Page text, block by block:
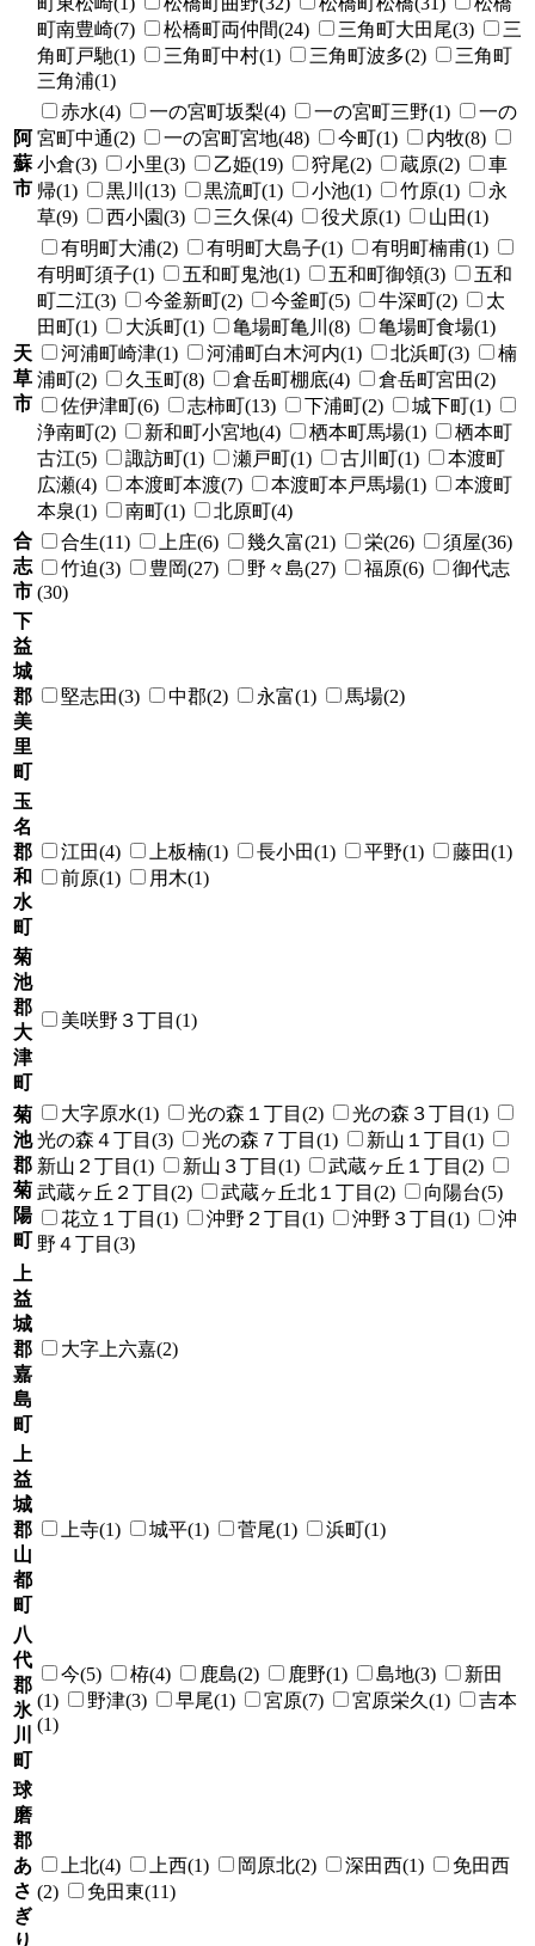
町南豊崎(7)
松橋町両仲間(24) 三角町大田尾(3)
三
角町戸馳(1)
三角町中村(1) 三角町波多(2)
三角町
三角浦(1)
阿
蘇
市
赤水(4) 一の宮町坂梨(4) 一の宮町三野(1)
一の
宮町中通(2)
一の宮町宮地(48) 今町(1)
内牧(8)
小倉(3)
小里(3) 乙姫(19) 狩尾(2) 蔵原(2)
車
帰(1)
黒川(13) 黒流町(1) 小池(1) 竹原(1)
永
草(9)
西小園(3) 三久保(4) 役犬原(1) 山田(1)
天
草
市
有明町大浦(2) 有明町大島子(1)
有明町楠甫(1)
有明町須子(1)
五和町鬼池(1) 五和町御領(3)
五和
町二江(3)
今釜新町(2) 今釜町(5) 牛深町(2)
太
田町(1)
大浜町(1) 亀場町亀川(8)
亀場町食場(1)
河浦町崎津(1)
河浦町白木河内(1) 北浜町(3)
楠
浦町(2)
久玉町(8) 倉岳町棚底(4)
倉岳町宮田(2)
佐伊津町(6)
志柿町(13) 下浦町(2)
城下町(1)
浄南町(2)
新和町小宮地(4) 栖本町馬場(1)
栖本町
古江(5)
諏訪町(1) 瀬戸町(1) 古川町(1)
本渡町
広瀬(4)
本渡町本渡(7) 本渡町本戸馬場(1)
本渡町
本泉(1)
南町(1)
北原町(4)
合
志
市
合生(11) 上庄(6) 幾久富(21) 栄(26)
須屋(36)
竹迫(3)
豊岡(27) 野々島(27) 福原(6)
御代志
(30)
下
益
城
郡
美
里
町
堅志田(3) 中郡(2) 永富(1) 馬場(2)
玉
名
郡
和
水
町
江田(4) 上板楠(1) 長小田(1) 平野(1)
藤田(1)
前原(1)
用木(1)
菊
池
郡
大
津
町
美咲野３丁目(1)
菊
池
郡
菊
陽
町
大字原水(1) 光の森１丁目(2)
光の森３丁目(1)
光の森４丁目(3)
光の森７丁目(1)
新山１丁目(1)
新山２丁目(1)
新山３丁目(1)
武蔵ヶ丘１丁目(2)
武蔵ヶ丘２丁目(2)
武蔵ヶ丘北１丁目(2)
向陽台(5)
花立１丁目(1)
沖野２丁目(1) 沖野３丁目(1)
沖
野４丁目(3)
上
益
城
郡
嘉
島
町
大字上六嘉(2)
上
益
城
郡
山
都
町
上寺(1) 城平(1) 菅尾(1) 浜町(1)
八
代
郡
氷
川
町
今(5) 栫(4) 鹿島(2) 鹿野(1) 島地(3)
新田
(1)
野津(3) 早尾(1) 宮原(7) 宮原栄久(1)
吉本
(1)
球
磨
郡
あ
さ
ぎ
り
上北(4) 上西(1) 岡原北(2) 深田西(1)
免田西
(2)
免田東(11)